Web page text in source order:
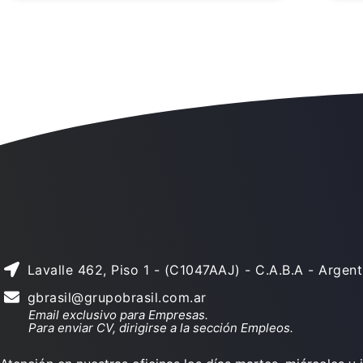
Lavalle 462, Piso 1 - (C1047AAJ) - C.A.B.A -
gbrasil@grupobrasil.com.ar
Email exclusivo para Empresas.
Para enviar CV, dirigirse a la sección Empleos.